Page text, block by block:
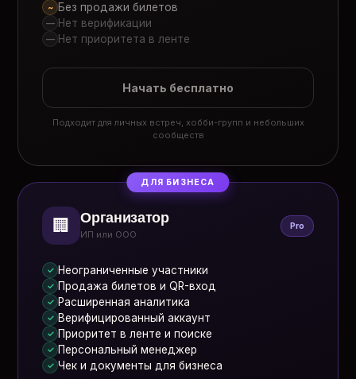
~ Без продажи билетов
— Нет верификации
— Нет приоритета в ленте
Начать бесплатно
Подходит для личных встреч, хобби-групп и небольших
сообществ
ДЛЯ БИЗНЕСА
🏢 Организатор
ИП или ООО
Pro
✓ Неограниченные участники
✓ Продажа билетов и QR-вход
✓ Расширенная аналитика
✓ Верифицированный аккаунт
✓ Приоритет в ленте и поиске
✓ Персональный менеджер
✓ Чек и документы для бизнеса